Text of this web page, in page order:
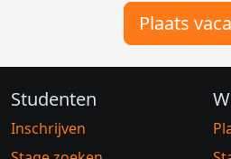
Plaats
Studenten
Inschrijven